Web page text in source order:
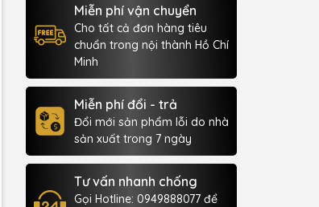
Miễn phí vận chuyển
Cho tất cả đơn hàng tiêu
chuẩn trong nội thành Hồ Chí
Minh
Miễn phí đổi - trả
Đổi mới sản phẩm lỗi do nhà
sản xuất trong 7 ngày
Tư vấn nhanh chống
Gọi Hotline: 0949888077 để